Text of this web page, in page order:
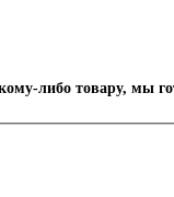
либо товару, мы